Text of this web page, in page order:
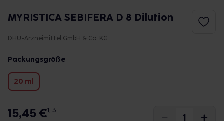
MYRISTICA SEBIFERA D 8 Dilution
DHU-Arzneimittel GmbH & Co. KG
Packungsgröße
20 ml
15,45 €1, 3